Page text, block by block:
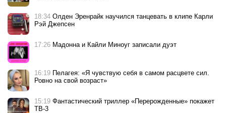
18:34 Олден Эренрайк научился танцевать в клипе Карли
Рэй Джепсен
17:26 Мадонна и Кайли Миноуг записали дуэт
16:19 Пелагея: «Я чувствую себя в самом расцвете сил.
Ровно на свой возраст»
15:19 Фантастический триллер «Перерожденные» покажет
ТВ-3